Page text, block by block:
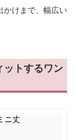
かけまで、幅広い
ットするワン